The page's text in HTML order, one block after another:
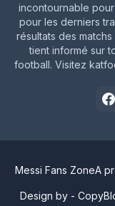
incontournable
pour les derniers
résultats des
tient informé sur
football. Visitez
Design by -
Messi Fans ZoneA